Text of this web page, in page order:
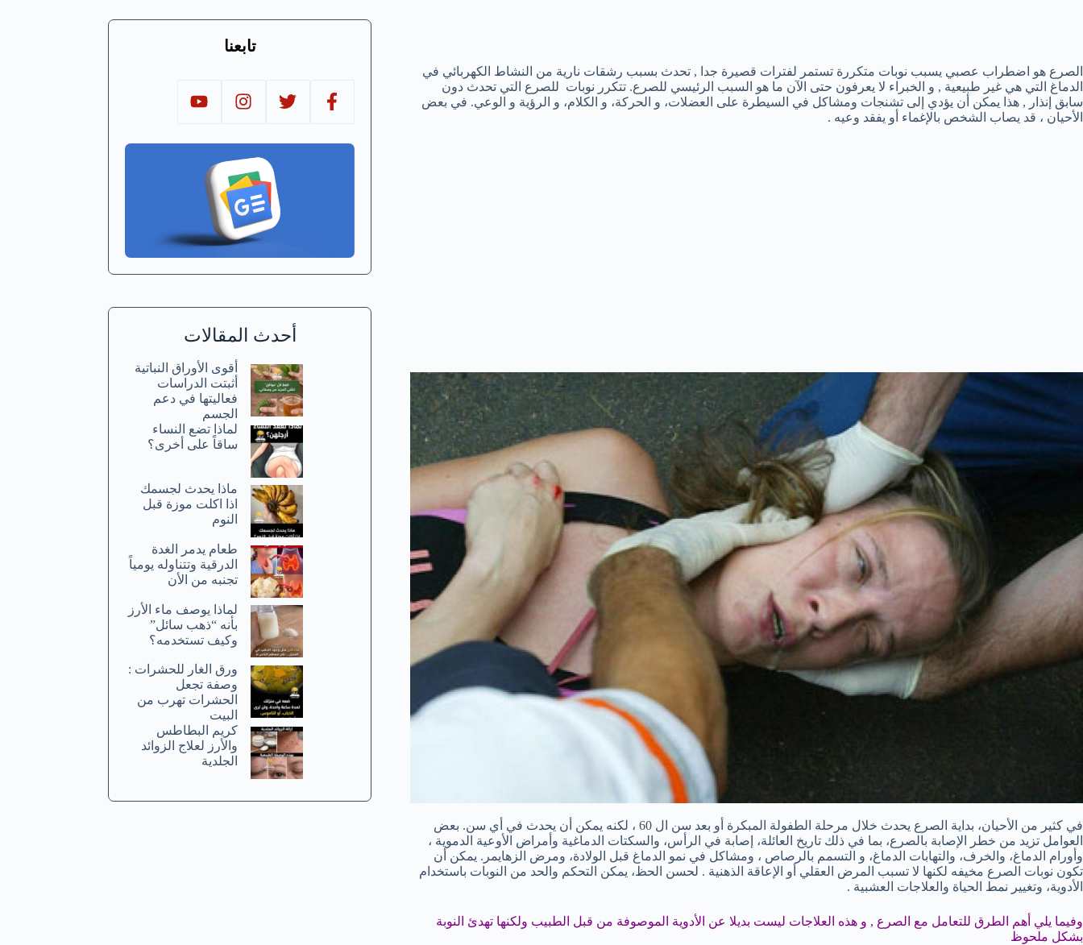
الصرع هو اضطراب عصبي يسبب نوبات متكررة تستمر لفترات قصيرة جدا , تحدث بسبب رشقات نارية من النشاط الكهربائي في
الدماغ التي هي غير طبيعية , و الخبراء لا يعرفون حتى الآن ما هو السبب الرئيسي للصرع. تتكرر نوبات للصرع التي تحدث دون
سابق إنذار , هذا يمكن أن يؤدي إلى تشنجات ومشاكل في السيطرة على العضلات، و الحركة، و الكلام، و الرؤية و الوعي. في بعض
الأحيان ، قد يصاب الشخص بالإغماء أو يفقد وعيه .
في كثير من الأحيان، بداية الصرع يحدث خلال مرحلة الطفولة المبكرة أو بعد سن ال 60 ، لكنه يمكن أن يحدث في أي سن. بعض
العوامل تزيد من خطر الإصابة بالصرع، بما في ذلك تاريخ العائلة، إصابة في الرأس، والسكتات الدماغية وأمراض الأوعية الدموية ،
وأورام الدماغ، والخرف، والتهابات الدماغ، و التسمم بالرصاص ، ومشاكل في نمو الدماغ قبل الولادة، ومرض الزهايمر. يمكن أن
تكون نوبات الصرع مخيفه لكنها لا تسبب المرض العقلي أو الإعاقة الذهنية . لحسن الحظ، يمكن التحكم والحد من النوبات باستخدام
الأدوية، وتغيير نمط الحياة والعلاجات العشبية .
وفيما يلي أهم الطرق للتعامل مع الصرع , و هذه العلاجات ليست بديلا عن الأدوية الموصوفة من قبل الطبيب ولكنها تهدئ النوبة
بشكل ملحوظ
تابعنا
أحدث المقالات
أقوى الأوراق النباتية
أثبتت الدراسات
فعاليتها في دعم
الجسم
لماذا تضع النساء
ساقاً على أخرى؟
ماذا يحدث لجسمك
اذا اكلت موزة قبل
النوم
طعام يدمر الغدة
الدرقية وتتناوله يومياً
تجنبه من الأن
لماذا يوصف ماء الأرز
بأنه “ذهب سائل”
وكيف تستخدمه؟
ورق الغار للحشرات :
وصفة تجعل
الحشرات تهرب من
البيت
كريم البطاطس
والأرز لعلاج الزوائد
الجلدية